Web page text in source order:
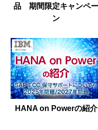
品 期間限定キャンペー
ン
HANA on Powerの紹介